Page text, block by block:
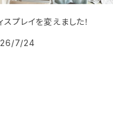
スプレイを変えました！
7/24